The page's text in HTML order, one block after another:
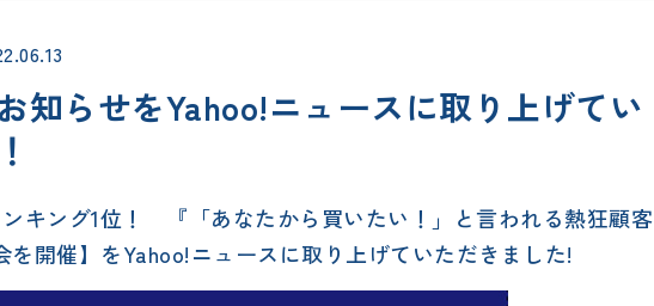
知らせをYahoo!ニュースに取り上げてい
ンキング1位！ 『「あなたから買いたい！」と言われる熱狂顧客
を開催】をYahoo!ニュースに取り上げていただきました!